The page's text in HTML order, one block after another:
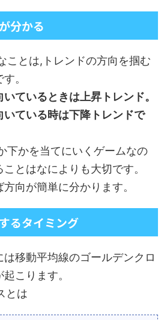
分かる
ことは,トレンドの方向を掴む
。
ているときは上昇トレンド。
ている時は下降トレンドで
下かを当てにいくゲームなの
とはなによりも大切です。
向が簡単に分かります。
るタイミング
は移動平均線のゴールデンクロ
こります。
とは